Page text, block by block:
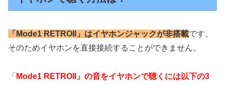
「Mode1 RETROII」はイヤホンジャックが非搭載です。
そのためイヤホンを直接接続することができません。
「 Mode1 RETROII」の音をイヤホンで聴くには以下の3